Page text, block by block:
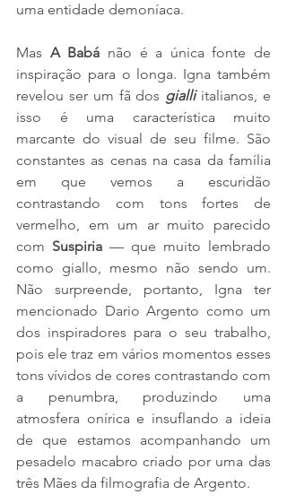
uma entidade demoníaca.
Mas A Babá não é a única fonte de
inspiração para o longa. Igna também
revelou ser um fã dos gialli italianos, e
isso é uma característica muito
marcante do visual de seu filme. São
constantes as cenas na casa da família
em que vemos a escuridão
contrastando com tons fortes de
vermelho, em um ar muito parecido
com Suspiria — que muito lembrado
como giallo, mesmo não sendo um.
Não surpreende, portanto, Igna ter
mencionado Dario Argento como um
dos inspiradores para o seu trabalho,
pois ele traz em vários momentos esses
tons vívidos de cores contrastando com
a penumbra, produzindo uma
atmosfera onírica e insuflando a ideia
de que estamos acompanhando um
pesadelo macabro criado por uma das
três Mães da filmografia de Argento.